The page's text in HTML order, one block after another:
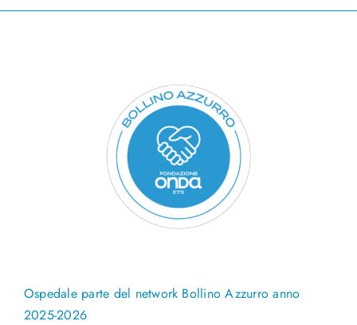
Ospedale parte del network Bollino Azzurro anno
2025-2026